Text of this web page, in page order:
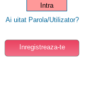
Ai uitat Parola/Utilizator?
Inregistreaza-te